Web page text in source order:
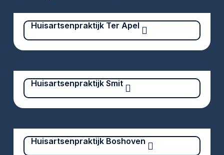
Huisartsenpraktijk Ter Apel
Huisartsenpraktijk Smit
Huisartsenpraktijk Boshoven